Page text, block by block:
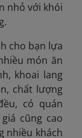
nhỏ với khói
cho bạn lựa
món ăn
khoai lang
chất lượng
có quán
cũng cao
nhiều khách